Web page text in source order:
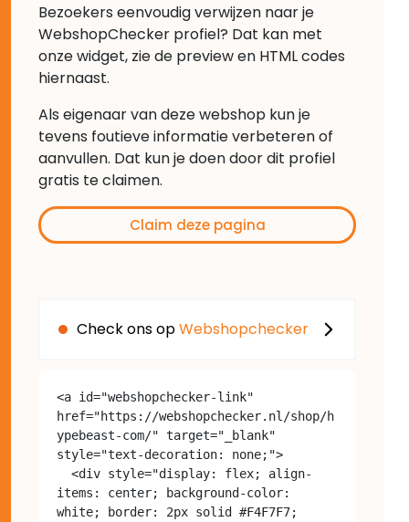
Bezoekers eenvoudig verwijzen naar je
WebshopChecker profiel? Dat kan met
onze widget, zie de preview en HTML codes
hiernaast.
Als eigenaar van deze webshop kun je
tevens foutieve informatie verbeteren of
aanvullen. Dat kun je doen door dit profiel
gratis te claimen.
Claim deze pagina
Check ons opWebshopchecker
<a id="webshopchecker-link"
href="https://webshopchecker.nl/shop/h
ypebeast-com/" target="_blank"
style="text-decoration: none;">
items: center; background-color:
white; border: 2px solid #F4F7F7;